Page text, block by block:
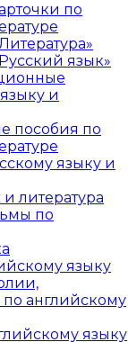
по
язык»
и
пособия по
языку и
литература
по
языку
английскому
языку